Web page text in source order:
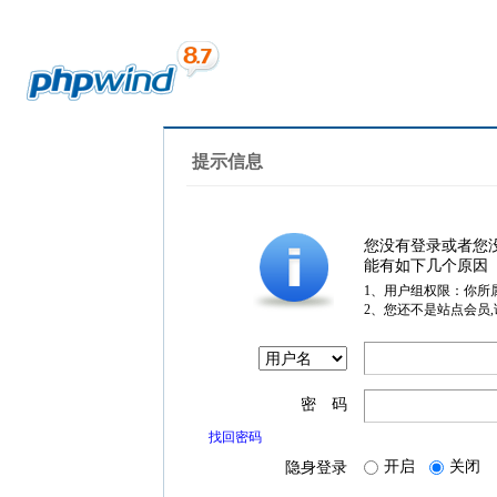
提示信息
您没有登录或者您
能有如下几个原因
1、用户组权限：你所
2、您还不是站点会员
密 码
找回密码
隐身登录 开启 关闭